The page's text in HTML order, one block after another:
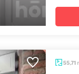
55,71